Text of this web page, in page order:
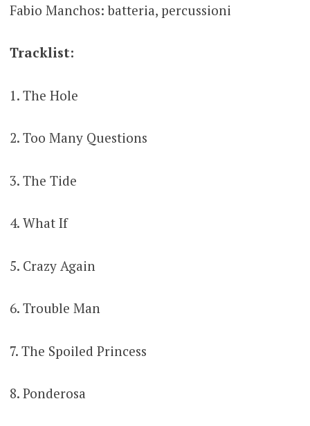
Fabio Manchos: batteria, percussioni
Tracklist:
1. The Hole
2. Too Many Questions
3. The Tide
4. What If
5. Crazy Again
6. Trouble Man
7. The Spoiled Princess
8. Ponderosa